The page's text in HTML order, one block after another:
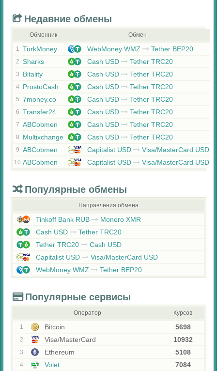
Недавние обмены
Обменник Обмен
1 TurkMoney WebMoney WMZ Tether BEP20
2 Sharks Cash USD Tether TRC20
3 Bitality Cash USD Tether TRC20
4 ProstoCash Cash USD Tether TRC20
5 7money.co Cash USD Tether TRC20
6 Transfer24 Cash USD Tether TRC20
7 ABCobmen Cash USD Tether TRC20
8 Multixchange Cash USD Tether TRC20
9 ABCobmen Capitalist USD Visa/MasterCard USD
10 ABCobmen Capitalist USD Visa/MasterCard USD
Популярные обмены
Направления обмена
Tinkoff Bank RUB
Monero XMR
Cash USD
Tether TRC20
Tether TRC20
Cash USD
Capitalist USD
Visa/MasterCard USD
WebMoney WMZ
Tether BEP20
Популярные сервисы
Оператор Курсов
1 Bitcoin 5698
2 Visa/MasterCard 10932
3 Ethereum 5108
4 Volet 7084